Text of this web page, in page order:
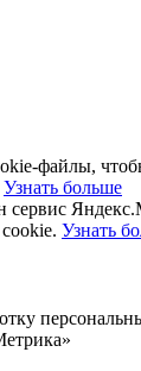
файлы,
Узнать больше
сервис
Узнать